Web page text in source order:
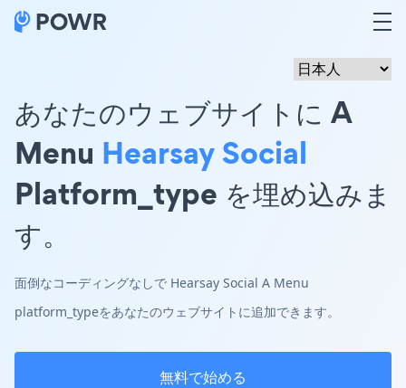
あなたのウェブサイトに A
Menu Hearsay Social
Platform_type を埋め込みま
す。
面倒なコーディングなしで Hearsay Social A Menu
platform_typeをあなたのウェブサイトに追加できます。
無料で始める